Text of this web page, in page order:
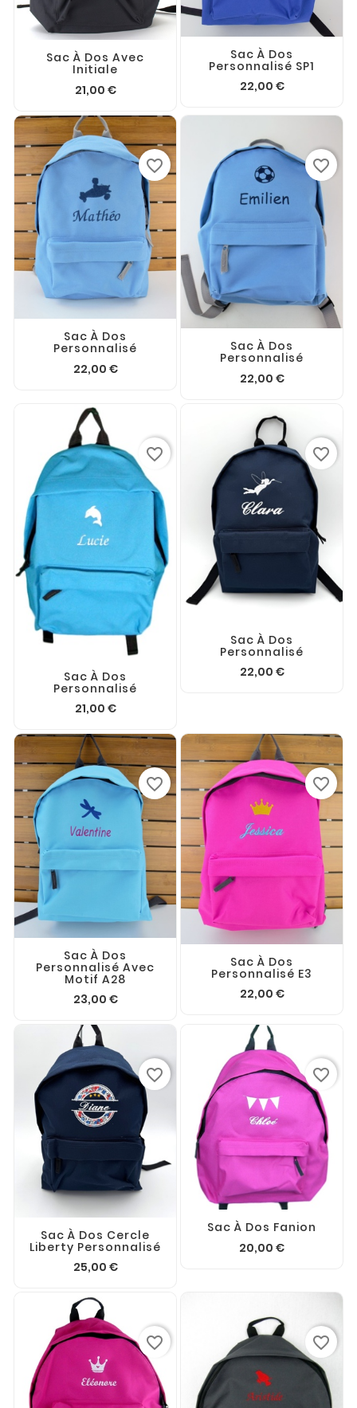
Sac À Dos Avec
Initiale
21,00 €
Sac À Dos
Personnalisé SP1
22,00 €
Sac À Dos
Personnalisé
22,00 €
favorite_border
Sac À Dos
Personnalisé
22,00 €
favorite_border
Sac À Dos
Personnalisé
21,00 €
favorite_border
Sac À Dos
Personnalisé
22,00 €
favorite_border
Sac À Dos
Personnalisé Avec
Motif A28
23,00 €
favorite_border
Sac À Dos
Personnalisé E3
22,00 €
favorite_border
Sac À Dos Cercle
Liberty Personnalisé
25,00 €
favorite_border
Sac À Dos Fanion
20,00 €
favorite_border
favorite_border favorite_border